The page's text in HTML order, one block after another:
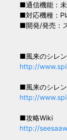
■通信機能：
■対応機種：
■開発/発売：
■風来のシレ
http://
■風来のシレ
http://
■攻略Wiki
http://